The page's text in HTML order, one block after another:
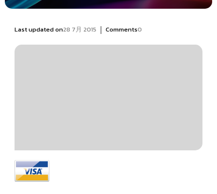
Last updated on28 7月 2015 | Comments0